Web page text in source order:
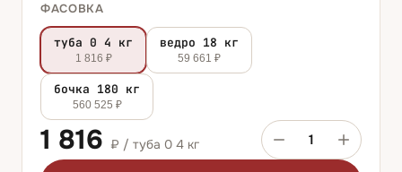
ФАСОВКА
туба 0 4 кг
1 816 ₽
ведро 18 кг
59 661 ₽
бочка 180 кг
560 525 ₽
1 816 ₽ / туба 0 4 кг 1